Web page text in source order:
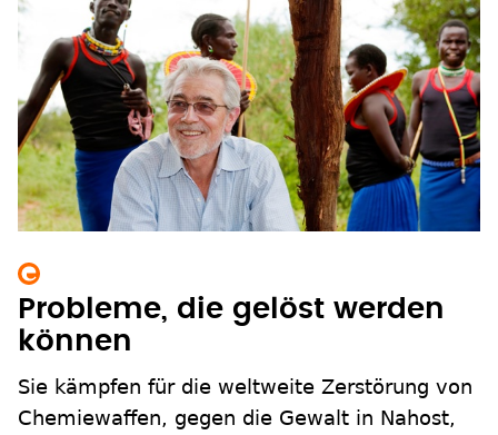
Probleme, die gelöst werden
können
Sie kämpfen für die weltweite Zerstörung von
Chemiewaffen, gegen die Gewalt in Nahost,